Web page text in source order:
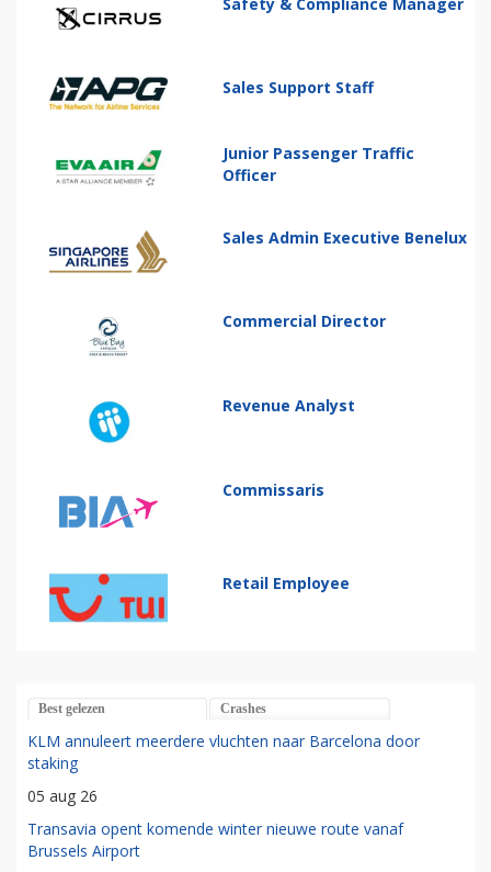
Sales Support Staff
Junior Passenger Traffic
Officer
Sales Admin Executive Benelux
Commercial Director
Revenue Analyst
Commissaris
Retail Employee
Best gelezen Crashes
KLM annuleert meerdere vluchten naar Barcelona door
staking
05 aug 26
Transavia opent komende winter nieuwe route vanaf
Brussels Airport